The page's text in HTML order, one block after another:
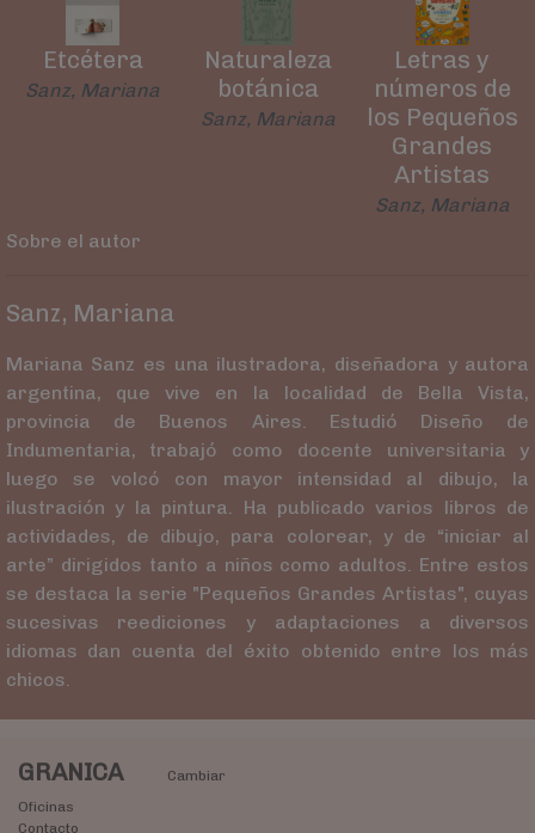
Etcétera
Sanz, Mariana
Naturaleza
botánica
Sanz, Mariana
Letras y
números de
los Pequeños
Grandes
Artistas
Sanz, Mariana
Sobre el autor
Sanz, Mariana
Mariana Sanz es una ilustradora, diseñadora y autora
argentina, que vive en la localidad de Bella Vista,
provincia de Buenos Aires. Estudió Diseño de
Indumentaria, trabajó como docente universitaria y
luego se volcó con mayor intensidad al dibujo, la
ilustración y la pintura. Ha publicado varios libros de
actividades, de dibujo, para colorear, y de “iniciar al
arte” dirigidos tanto a niños como adultos. Entre estos
se destaca la serie "Pequeños Grandes Artistas", cuyas
sucesivas reediciones y adaptaciones a diversos
idiomas dan cuenta del éxito obtenido entre los más
chicos.
GRANICA
Cambiar
Oficinas
Contacto